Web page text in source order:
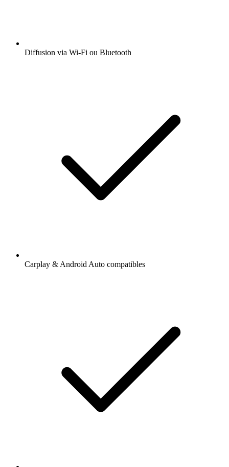
Diffusion via Wi-Fi ou Bluetooth
Carplay & Android Auto compatibles